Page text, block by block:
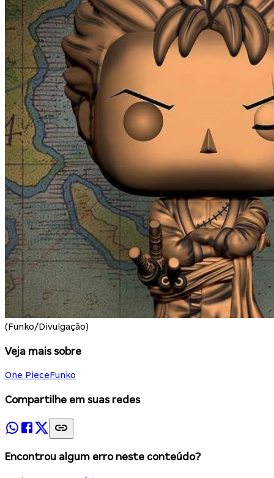
(Funko/Divulgação)
Veja mais sobre
One PieceFunko
Compartilhe em suas redes
Encontrou algum erro neste conteúdo?